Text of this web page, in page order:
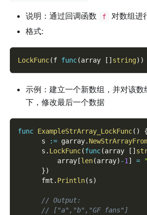
说明：通过回调函数 f
对数组进
格式:
LockFunc(f func(array [ ]string) )
示例：建立一个新数组，并对该
下，修改最后一个数据
func ExampleStrArray_LockFunc( )
{
      s
:= garray.
      s
. LockFunc(func(array [ ]
          array
[len(array) -1 ] =
})
      fmt
. Println(s)
// Output:
// ["a","b","GF fans"]